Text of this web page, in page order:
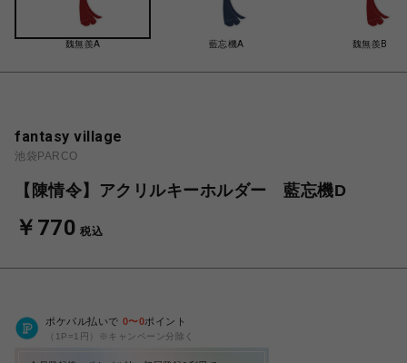
魏無羨A 藍忘機A 魏無羨B
fantasy village
池袋PARCO
【陳情令】アクリルキーホルダー 藍忘機D
￥770 税込
ポケパル払いで 0〜0ポイント
（1P=1円）※キャンペーン分除く